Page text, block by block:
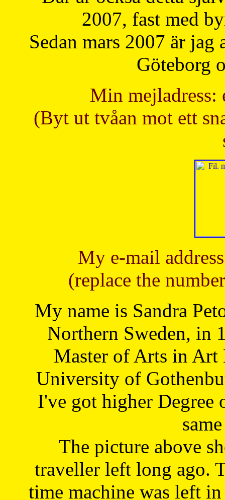
2007, fast med
Sedan mars 2007 är
Göteborg
Min mejladress:
(Byt ut tvåan mot ett
My e-mail
(replace the
My name is Sandra
Northern Sweden, in
Master of Arts in Art
University of
I've got higher Degree
The picture above
traveller left long ago.
time machine was left